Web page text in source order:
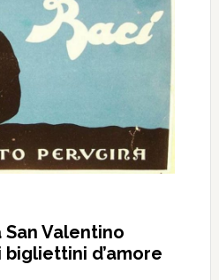
San Valentino
d’amore